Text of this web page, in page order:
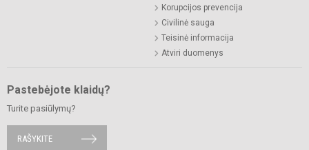
Korupcijos prevencija
Civilinė sauga
Teisinė informacija
Atviri duomenys
Pastebėjote klaidų?
Turite pasiūlymų?
RAŠYKITE